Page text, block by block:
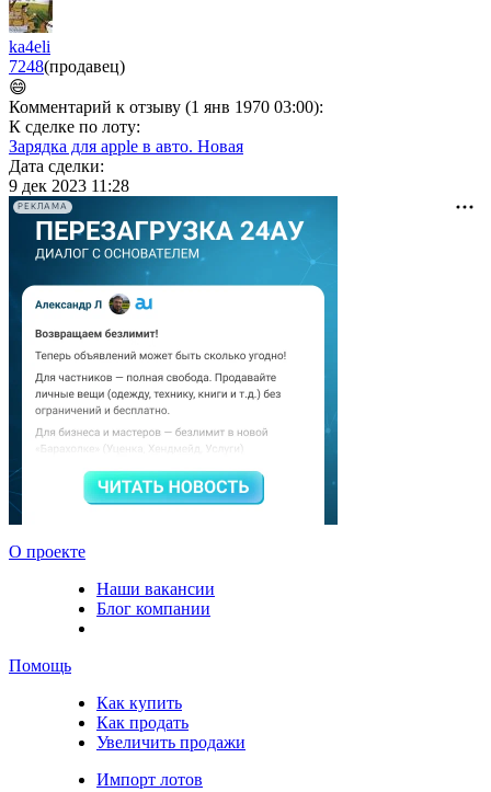
ka4eli
7248(продавец)
😄
Комментарий к отзыву (1 янв 1970 03:00):
К сделке по лоту:
Зарядка для apple в авто. Новая
Дата сделки:
9 дек 2023 11:28
РЕКЛАМА
О проекте
Наши вакансии
Блог компании
Помощь
Как купить
Как продать
Увеличить продажи
Импорт лотов